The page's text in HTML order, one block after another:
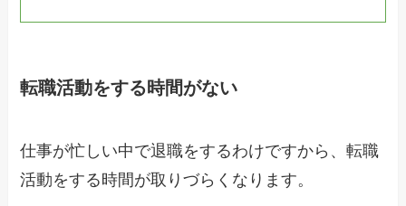
転職活動をする時間がない
仕事が忙しい中で退職をするわけですから、転職
活動をする時間が取りづらくなります。